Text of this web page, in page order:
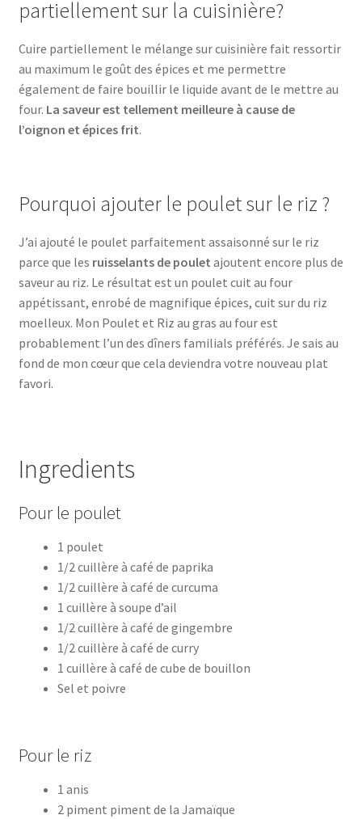
partiellement sur la cuisinière?
Cuire partiellement le mélange sur cuisinière fait ressortir
au maximum le goût des épices et me permettre
également de faire bouillir le liquide avant de le mettre au
four. La saveur est tellement meilleure à cause de
l’oignon et épices frit.
Pourquoi ajouter le poulet sur le riz ?
J’ai ajouté le poulet parfaitement assaisonné sur le riz
parce que les ruisselants de poulet ajoutent encore plus de
saveur au riz. Le résultat est un poulet cuit au four
appétissant, enrobé de magnifique épices, cuit sur du riz
moelleux. Mon Poulet et Riz au gras au four est
probablement l’un des dîners familials préférés. Je sais au
fond de mon cœur que cela deviendra votre nouveau plat
favori.
Ingredients
Pour le poulet
1 poulet
1/2 cuillère à café de paprika
1/2 cuillère à café de curcuma
1 cuillère à soupe d’ail
1/2 cuillère à café de gingembre
1/2 cuillère à café de curry
1 cuillère à café de cube de bouillon
Sel et poivre
Pour le riz
1 anis
2 piment piment de la Jamaïque